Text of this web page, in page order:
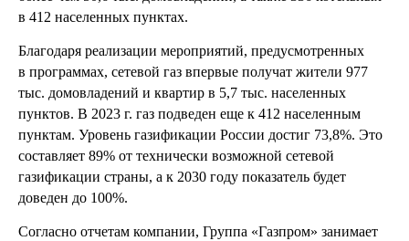
в 412 населенных пунктах.
Благодаря реализации мероприятий, предусмотренных
в программах, сетевой газ впервые получат жители 977
тыс. домовладений и квартир в 5,7 тыс. населенных
пунктов. В 2023 г. газ подведен еще к 412 населенным
пунктам. Уровень газификации России достиг 73,8%. Это
составляет 89% от технически возможной сетевой
газификации страны, а к 2030 году показатель будет
доведен до 100%.
Согласно отчетам компании, Группа «Газпром» занимает